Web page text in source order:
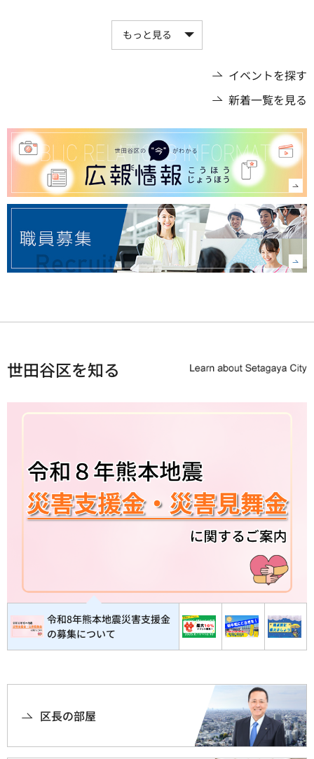
もっと見る
イベントを探す
新着一覧を見る
世田谷区を知る
令和8年熊本地震災害支援金
の募集について
区長の部屋